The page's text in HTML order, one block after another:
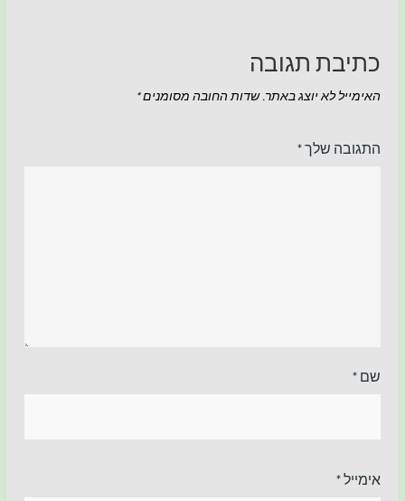
כתיבת תגובה
האימייל לא יוצג באתר. שדות החובה מסומנים*
התגובה שלך*
שם*
אימייל*